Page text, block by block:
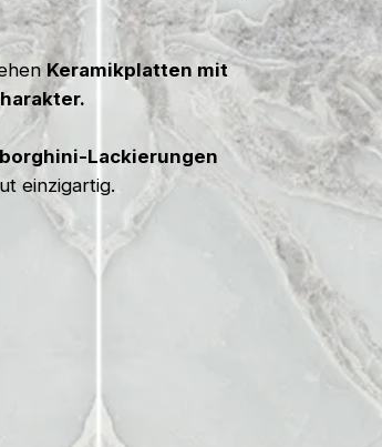
Keramikplatten mit
Lackierungen
einzigartig.